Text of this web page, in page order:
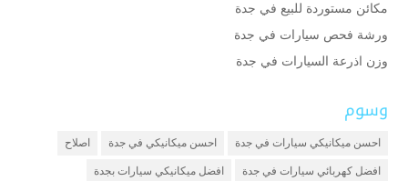
مكائن مستوردة للبيع في جدة
ورشة فحص سيارات في جدة
وزن اذرعة السيارات في جدة
وسوم
احسن ميكانيكي سيارات في جدة احسن ميكانيكي في جدة اصلاح
افضل كهربائي سيارات في جدة افضل ميكانيكي سيارات بجدة